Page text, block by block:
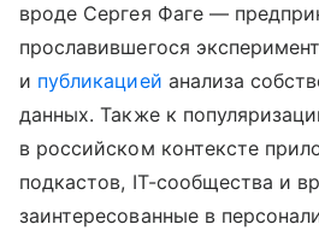
вроде Сергея Фаге —
прославившегося
и публикацией анализа
данных. Также к
в российском контексте
подкастов, IT-сообщества и
заинтересованные в